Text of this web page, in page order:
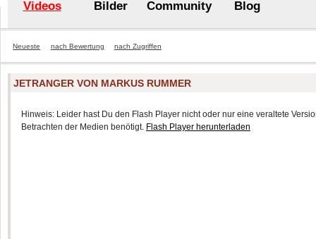
Videos Bilder Community Blog
Neueste nach Bewertung nach Zugriffen
JETRANGER VON MARKUS RUMMER
Hinweis: Leider hast Du den Flash Player nicht oder nur eine veraltete
Betrachten der Medien benötigt. Flash Player herunterladen